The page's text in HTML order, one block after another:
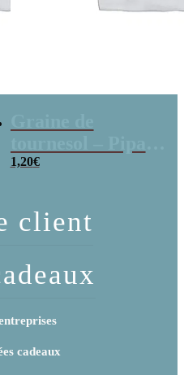
x 3
1,20€
client
cadeaux